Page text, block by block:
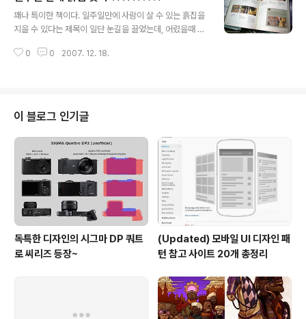
를 즐겁게 보낼 수 있는 건담 RX-78 종이공작 총 52페이
지 전격 입수!!! (A4 52장짜리 PDF 파일) (조립 설명서)
꽤나 특이한 책이다. 일주일만에 사람이 살 수 있는 흙집을
지을 수 있다는 제목이 일단 눈길을 끌었는데, 어렸을때 놀
그리고 일주일간 하루하루마다의 작업 공정등이 정리되어
때에는 비닐이나, 실리콘, 시멘트등 환경친화적이지 못한
재료가 아무렇지도 않게... 많이 쓰여지고 있어서, 좀 당황
스러웠다. 저자가 소개하고 있는 흙집에서 제일 맘에 드는
점은 구들 바닥에 공병을 깔아 열 효율을 높인 점, 또 하나
들라면, 누워서 천장을 통해 하늘을 바라볼 수 있다는 점이
다. 또한, 구들장, ..
0 0 2007. 12. 18.
이 블로그 인기글
독특한 디자인의 시그마 DP 쿼트
로 씨리즈 등장~
(Updated) 모바일 UI 디자인 패
턴 참고 사이트 20개 총정리